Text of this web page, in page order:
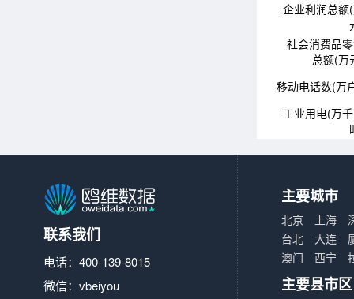
企业利润总额
社会消费品
总额(万
移动电话数(万
工业用电(万
联系我们
电话：400-139-8015
微信：vbeiyou
主要城市
北京 上海
台北
大连
澳门
西宁
主要县市区